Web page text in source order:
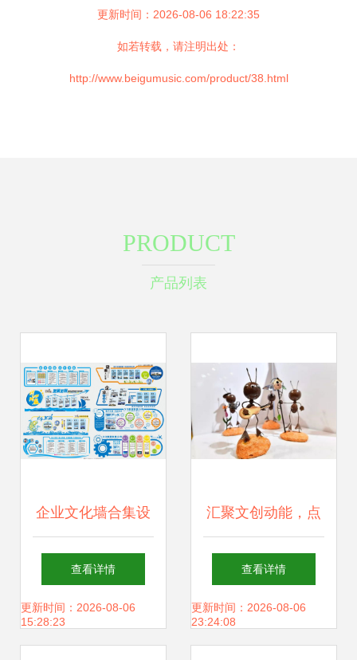
更新时间：2026-08-06 18:22:35
如若转载，请注明出处：
http://www.beigumusic.com/product/38.html
PRODUCT
产品列表
企业文化墙合集设
计模板与网站建设
数字与实体的品牌
查看详情
更新时间：2026-08-06
15:28:23
汇聚文创动能，点
亮天府未来——第
四届成都创意设计
查看详情
更新时间：2026-08-06
23:24:08